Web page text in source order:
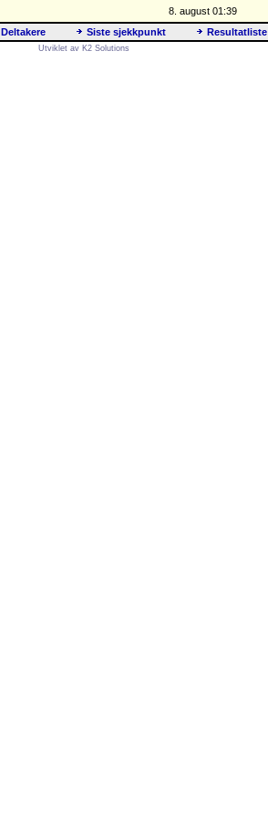
8. august 01:39
Deltakere Siste sjekkpunkt
Resultatliste
Utviklet av K2 Solutions